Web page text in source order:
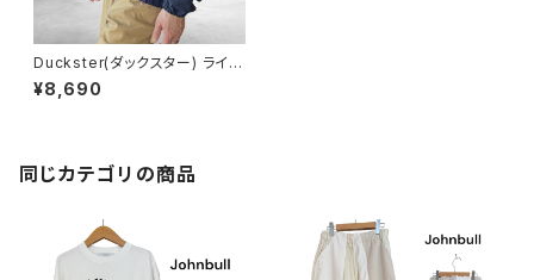
Duckster(ダックスター) ライン
ワークJKT (MENS)
¥8,690
同じカテゴリの商品